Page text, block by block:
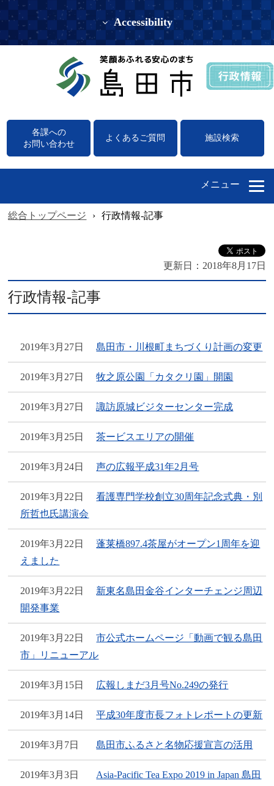
Accessibility
各課への
お問い合わせ
よくあるご質問 施設検索
メニュー
総合トップページ › 行政情報-記事
更新日： 2018年8月17日
行政情報-記事
2019年3月27日 島田市・川根町まちづくり計画の変更
2019年3月27日 牧之原公園「カタクリ園」開園
2019年3月27日 諏訪原城ビジターセンター完成
2019年3月25日 茶ービスエリアの開催
2019年3月24日 声の広報平成31年2月号
2019年3月22日
看護専門学校創立30周年記念式典・別
所哲也氏講演会
2019年3月22日
蓬莱橋897.4茶屋がオープン1周年を迎
えました
2019年3月22日
新東名島田金谷インターチェンジ周辺
開発事業
2019年3月22日
市公式ホームページ「動画で観る島田
市」リニューアル
2019年3月15日 広報しまだ3月号No.249の発行
2019年3月14日 平成30年度市長フォトレポートの更新
2019年3月7日 島田市ふるさと名物応援宣言の活用
2019年3月3日
Asia-Pacific Tea Expo 2019 in Japan 島田